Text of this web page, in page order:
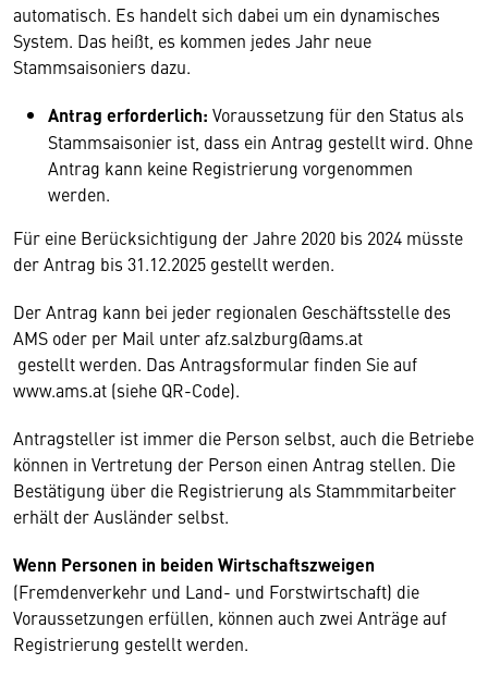
automatisch. Es handelt sich dabei um ein dynamisches
System. Das heißt, es kommen jedes Jahr neue
Stammsaisoniers dazu.
Antrag erforderlich: Voraussetzung für den Status als
Stammsaisonier ist, dass ein Antrag gestellt wird. Ohne
Antrag kann keine Registrierung vorgenommen
werden.
Für eine Berücksichtigung der Jahre 2020 bis 2024 müsste
der Antrag bis 31.12.2025 gestellt werden.
Der Antrag kann bei jeder regionalen Geschäftsstelle des
AMS oder per Mail unter afz.salzburg@ams.at
gestellt werden. Das Antragsformular finden Sie auf
www.ams.at (siehe QR-Code).
Antragsteller ist immer die Person selbst, auch die Betriebe
können in Vertretung der Person einen Antrag stellen. Die
Bestätigung über die Registrierung als Stammmitarbeiter
erhält der Ausländer selbst.
Wenn Personen in beiden Wirtschaftszweigen
(Fremdenverkehr und Land- und Forstwirtschaft) die
Voraussetzungen erfüllen, können auch zwei Anträge auf
Registrierung gestellt werden.